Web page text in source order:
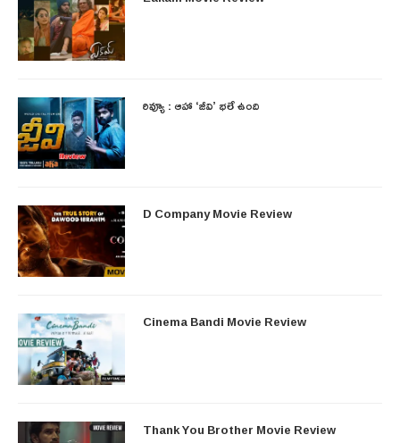
రివ్యూ : ఆహా ‘జీవి’ భలే ఉంది
D Company Movie Review
Cinema Bandi Movie Review
Thank You Brother Movie Review